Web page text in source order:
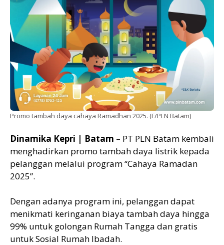
Promo tambah daya cahaya Ramadhan 2025. (F/PLN Batam)
Dinamika Kepri | Batam – PT PLN Batam kembali
menghadirkan promo tambah daya listrik kepada
pelanggan melalui program “Cahaya Ramadan
2025”.
Dengan adanya program ini, pelanggan dapat
menikmati keringanan biaya tambah daya hingga
99% untuk golongan Rumah Tangga dan gratis
untuk Sosial Rumah Ibadah.